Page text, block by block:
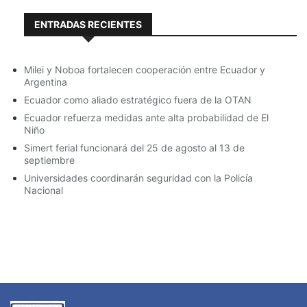
ENTRADAS RECIENTES
Milei y Noboa fortalecen cooperación entre Ecuador y
Argentina
Ecuador como aliado estratégico fuera de la OTAN
Ecuador refuerza medidas ante alta probabilidad de El
Niño
Simert ferial funcionará del 25 de agosto al 13 de
septiembre
Universidades coordinarán seguridad con la Policía
Nacional